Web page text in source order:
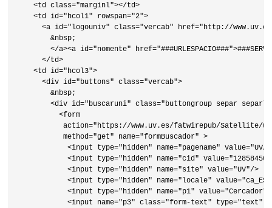
    <td class="marginl"></td>
    <td id="hcol1" rowspan="2">
<a id="logouniv" class="vercab" href="http://
        &nbsp;
</a><a id="nomente"
      </td>
    <td id="hcol3">
      <div id="buttons" class="vercab">
        &nbsp;
<div id="buscaruni" class="buttongroup separ
          <form
action="https://www.uv.es/fatwirepub/
           method="get" name="formBuscador" >
<input type="hidden" name="pagename" value="UV/
<input type="hidden" name="cid"
            <input type="hidden" name="site" value="UV"/>
<input type="hidden" name="locale"
<input type="hidden" name="p1"
<input name="p3" class="form-text" type="text"